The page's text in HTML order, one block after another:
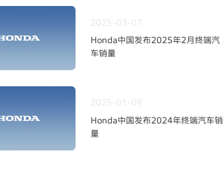
2025-03-07
Honda中国发布2025年2月终端汽
车销量
2025-01-09
Honda中国发布2024年终端汽车销
量